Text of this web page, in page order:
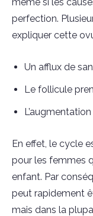
perfection.
expliquer cette
Un afflux de
Le follicule
En effet, le cycle
pour les femmes
enfant. Par
peut rapidement
mais dans la